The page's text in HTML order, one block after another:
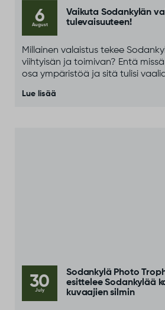
6
August
Vaikuta Sodankylän
tulevaisuuteen!
Millainen valaistus tekee
viihtyisän ja toimivan? Entä
osa ympäristöä ja sitä tulisi
siihen, miten valaistusta ja
Lue lisää
30
July
Sodankylä Photo
esittelee Sodankylää
kuvaajien silmin